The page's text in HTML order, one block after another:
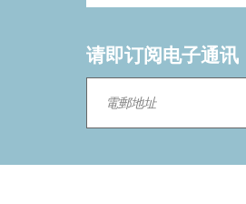
请即订阅电子通讯